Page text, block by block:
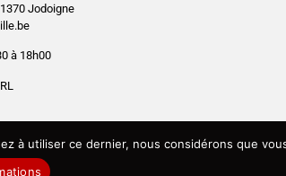
Jodoigne
à 18h00
à utiliser ce dernier, nous considérons que